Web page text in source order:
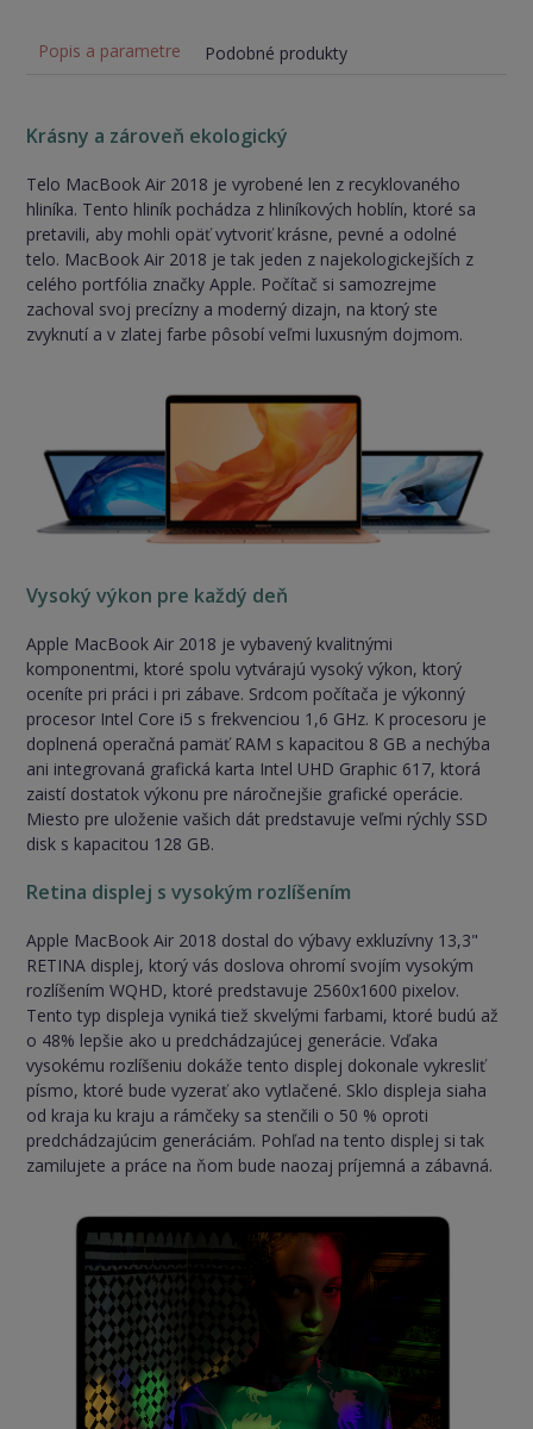
Popis a parametre Podobné produkty
Krásny a zároveň ekologický
Telo MacBook Air 2018 je vyrobené len z recyklovaného
hliníka. Tento hliník pochádza z hliníkových hoblín, ktoré sa
pretavili, aby mohli opäť vytvoriť krásne, pevné a odolné
telo. MacBook Air 2018 je tak jeden z najekologickejších z
celého portfólia značky Apple. Počítač si samozrejme
zachoval svoj precízny a moderný dizajn, na ktorý ste
zvyknutí a v zlatej farbe pôsobí veľmi luxusným dojmom.
Vysoký výkon pre každý deň
Apple MacBook Air 2018 je vybavený kvalitnými
komponentmi, ktoré spolu vytvárajú vysoký výkon, ktorý
oceníte pri práci i pri zábave. Srdcom počítača je výkonný
procesor Intel Core i5 s frekvenciou 1,6 GHz. K procesoru je
doplnená operačná pamäť RAM s kapacitou 8 GB a nechýba
ani integrovaná grafická karta Intel UHD Graphic 617, ktorá
zaistí dostatok výkonu pre náročnejšie grafické operácie.
Miesto pre uloženie vašich dát predstavuje veľmi rýchly SSD
disk s kapacitou 128 GB.
Retina displej s vysokým rozlíšením
Apple MacBook Air 2018 dostal do výbavy exkluzívny 13,3"
RETINA displej, ktorý vás doslova ohromí svojím vysokým
rozlíšením WQHD, ktoré predstavuje 2560x1600 pixelov.
Tento typ displeja vyniká tiež skvelými farbami, ktoré budú až
o 48% lepšie ako u predchádzajúcej generácie. Vďaka
vysokému rozlíšeniu dokáže tento displej dokonale vykresliť
písmo, ktoré bude vyzerať ako vytlačené. Sklo displeja siaha
od kraja ku kraju a rámčeky sa stenčili o 50 % oproti
predchádzajúcim generáciám. Pohľad na tento displej si tak
zamilujete a práce na ňom bude naozaj príjemná a zábavná.